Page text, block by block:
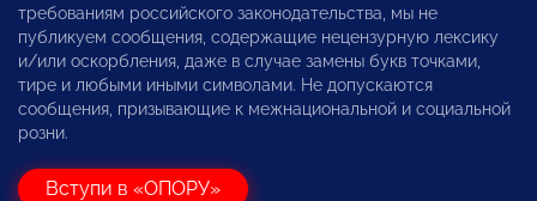
требованиям российского законодательства, мы не
публикуем сообщения, содержащие нецензурную лексику
и/или оскорбления, даже в случае замены букв точками,
тире и любыми иными символами. Не допускаются
сообщения, призывающие к межнациональной и социальной
розни.
Вступи в «ОПОРУ»